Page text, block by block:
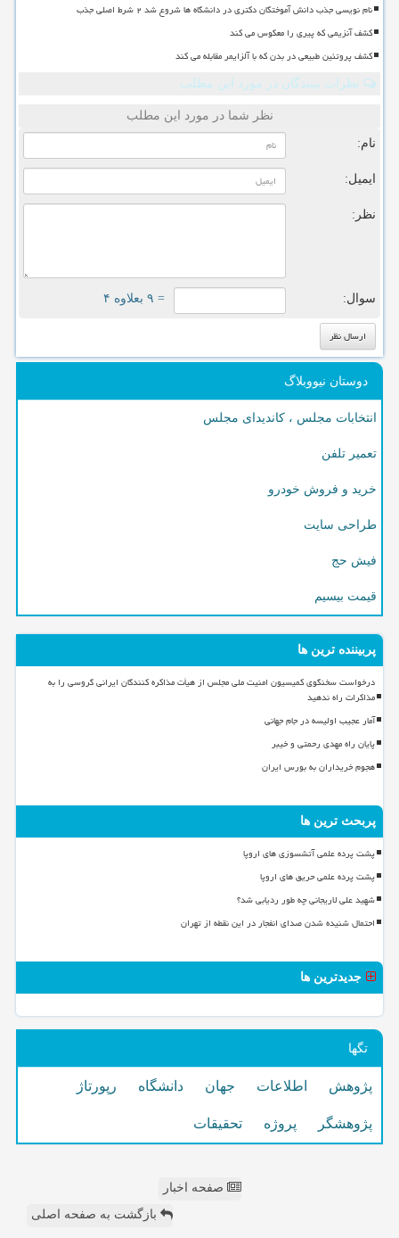
نام نویسی جذب دانش آموختگان دکتری در دانشگاه ها شروع شد ۲ شرط اصلی جذب
کشف آنزیمی که پیری را معکوس می کند
کشف پروتئین طبیعی در بدن که با آلزایمر مقابله می کند
نظرات بینندگان در مورد این مطلب
نظر شما در مورد این مطلب
نام:
ایمیل:
نظر:
سوال: = ۹ بعلاوه ۴
دوستان نیووبلاگ
انتخابات مجلس ، کاندیدای مجلس
تعمیر تلفن
خرید و فروش خودرو
طراحی سایت
فیش حج
قیمت بیسیم
پربیننده ترین ها
درخواست سخنگوی کمیسیون امنیت ملی مجلس از هیأت مذاکره کنندگان ایرانی گروسی را به
مذاکرات راه ندهید
آمار عجیب اولیسه در جام جهانی
پایان راه مهدی رحمتی و خیبر
هجوم خریداران به بورس ایران
پربحث ترین ها
پشت پرده علمی آتشسوزی های اروپا
پشت پرده علمی حریق های اروپا
شهید علی لاریجانی چه طور ردیابی شد؟
احتمال شنیده شدن صدای انفجار در این نقطه از تهران
جدیدترین ها
تگها
پژوهش اطلاعات جهان دانشگاه رپورتاژ
پژوهشگر پروژه تحقیقات
صفحه اخبار
بازگشت به صفحه اصلی